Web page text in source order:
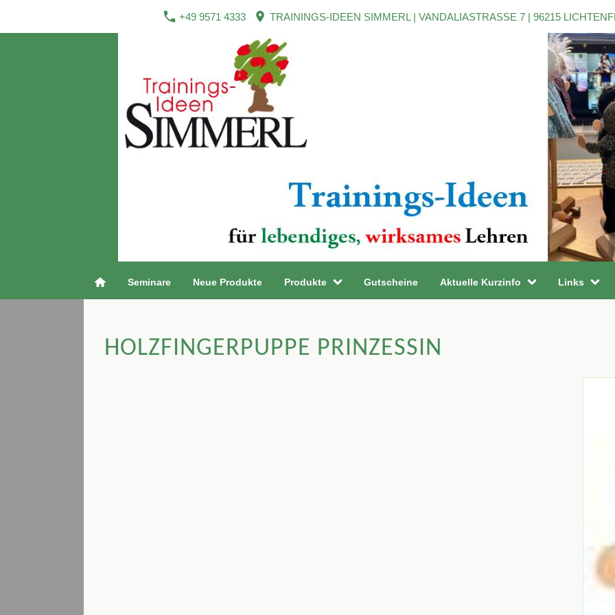
+49 9571 4333 TRAININGS-IDEEN SIMMERL | VANDALIASTRASSE 7 | 96215
Seminare Neue Produkte Produkte Gutscheine Aktuelle Kurzinfo Links
HOLZFINGERPUPPE PRINZESSIN